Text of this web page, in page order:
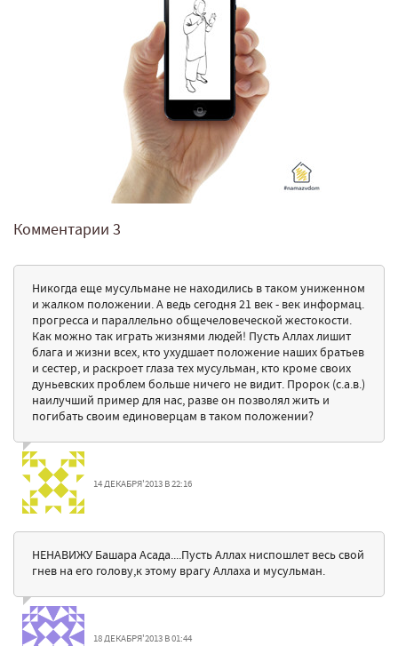
Комментарии 3
Никогда еще мусульмане не находились в таком униженном
и жалком положении. А ведь сегодня 21 век - век информац.
прогресса и параллельно общечеловеческой жестокости.
Как можно так играть жизнями людей! Пусть Аллах лишит
блага и жизни всех, кто ухудшает положение наших братьев
и сестер, и раскроет глаза тех мусульман, кто кроме своих
дуньевских проблем больше ничего не видит. Пророк (с.а.в.)
наилучший пример для нас, разве он позволял жить и
погибать своим единоверцам в таком положении?
14 ДЕКАБРЯ'2013 В 22:16
НЕНАВИЖУ Башара Асада....Пусть Аллах ниспошлет весь свой
гнев на его голову,к этому врагу Аллаха и мусульман.
18 ДЕКАБРЯ'2013 В 01:44